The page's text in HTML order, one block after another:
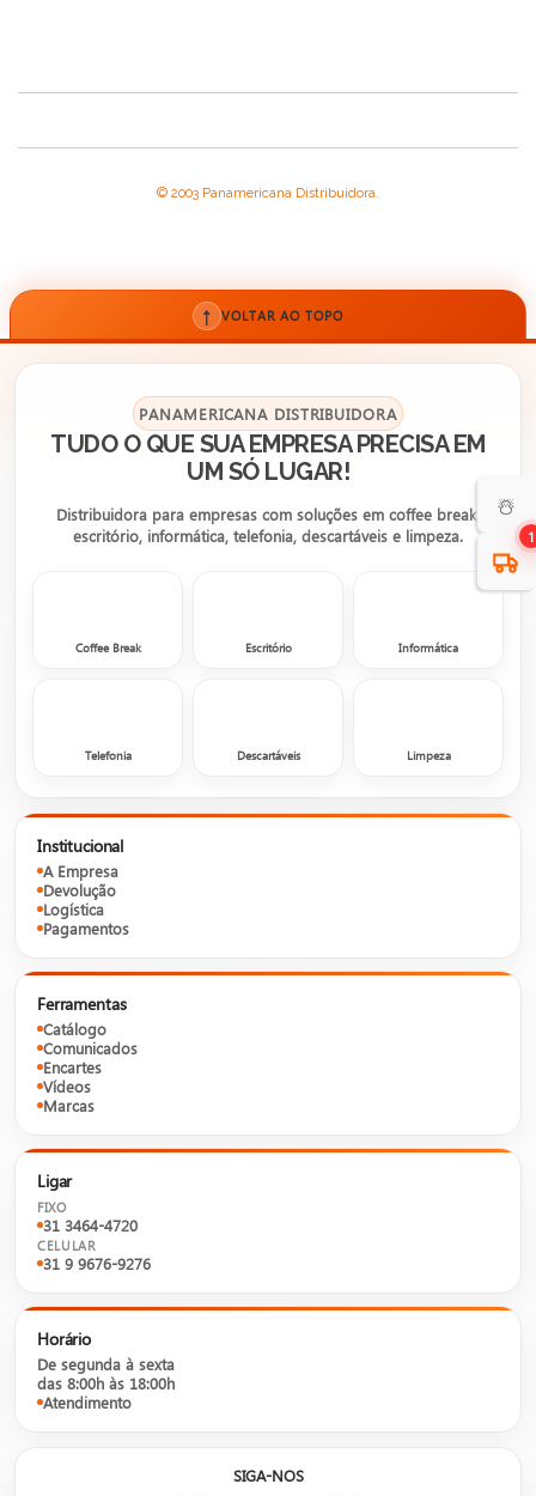
☃️
1
© 2003 Panamericana Distribuidora.
↑ VOLTAR AO TOPO
PANAMERICANA DISTRIBUIDORA
TUDO O QUE SUA EMPRESA PRECISA EM
UM SÓ LUGAR!
Distribuidora para empresas com soluções em coffee break,
escritório, informática, telefonia, descartáveis e limpeza.
Coffee Break Escritório Informática
Telefonia Descartáveis Limpeza
Institucional
A Empresa
Devolução
Logística
Pagamentos
Ferramentas
Catálogo
Comunicados
Encartes
Vídeos
Marcas
Ligar
FIXO
31 3464-4720
CELULAR
31 9 9676-9276
Horário
De segunda à sexta
das 8:00h às 18:00h
Atendimento
SIGA-NOS